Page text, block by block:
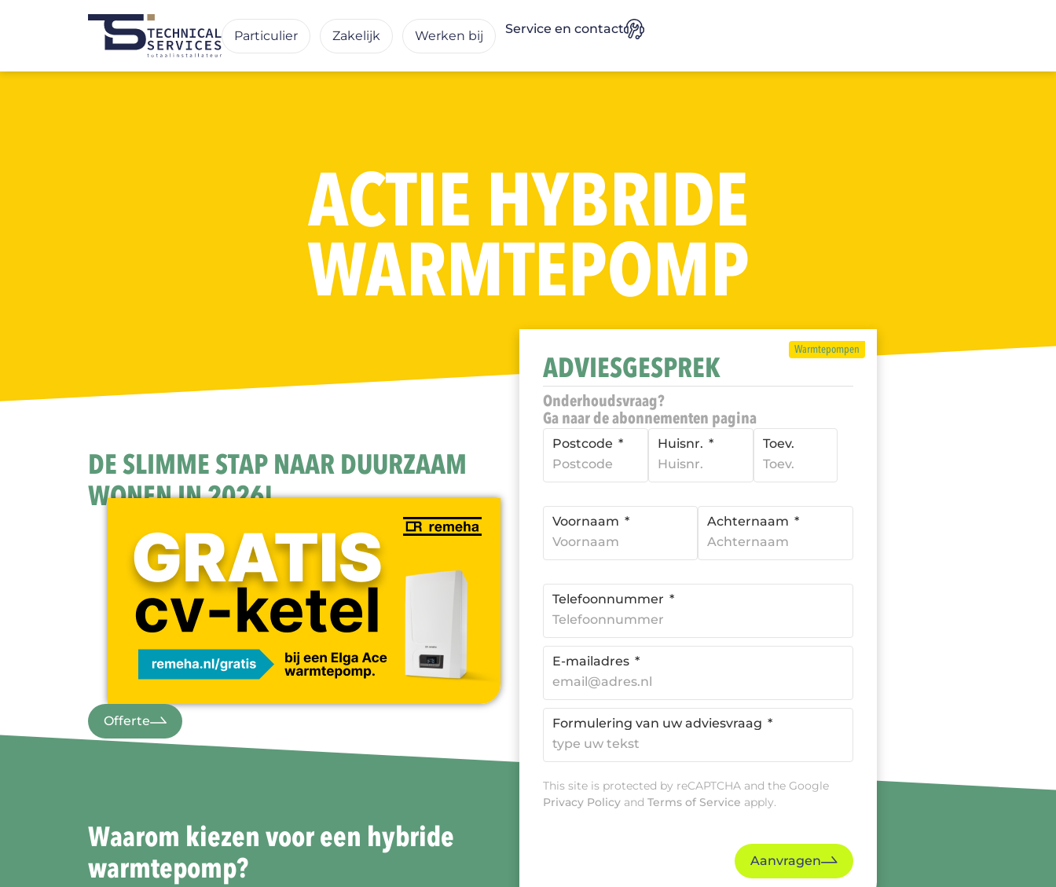
Particulier Zakelijk Werken bij Service en contact
ACTIE HYBRIDE
WARMTEPOMP
DE SLIMME STAP NAAR DUURZAAM
WONEN IN 2026!
Offerte
Warmtepompen
ADVIESGESPREK
Onderhoudsvraag?
Ga naar de abonnementen pagina
Postcode Huisnr. Toev.
Voornaam Achternaam
Telefoonnummer
E-mailadres
Formulering van uw adviesvraag
This site is protected by reCAPTCHA and the Google
Privacy Policyand Terms of Service apply.
Aanvragen
Waarom kiezen voor een hybride
warmtepomp?